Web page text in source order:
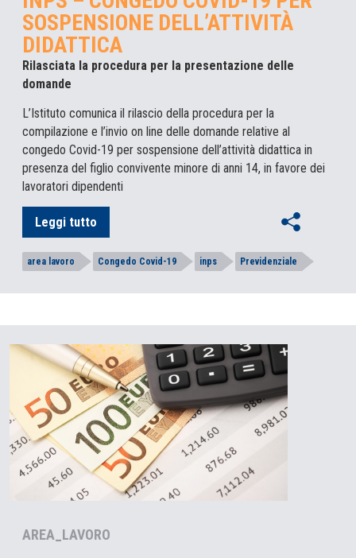
SOSPENSIONE DELL’ATTIVITÀ
DIDATTICA
Rilasciata la procedura per la presentazione delle
domande
L’Istituto comunica il rilascio della procedura per la
compilazione e l’invio on line delle domande relative al
congedo Covid-19 per sospensione dell’attività didattica in
presenza del figlio convivente minore di anni 14, in favore dei
lavoratori dipendenti
Leggi tutto
area lavoro Congedo Covid-19 inps Previdenziale
AREA_LAVORO